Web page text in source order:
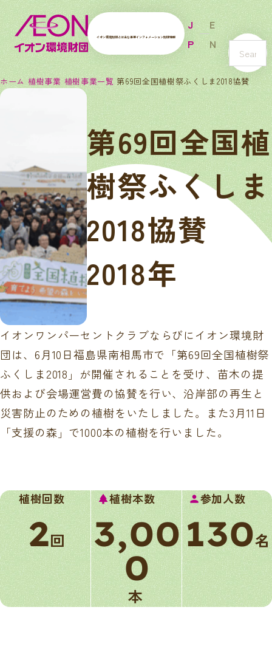
イオン環境財団とは主な事業インフォメーション財団情報
J
P
E
N
s
e
a
r
c
h
ホーム 植樹事業 植樹事業一覧 第69回全国植樹祭ふくしま2018協賛
第69回全国植
樹祭ふくしま
2018協賛
2018年
イオンワンパーセントクラブならびにイオン環境財
団は、6月10日福島県南相馬市で「第69回全国植樹祭
ふくしま2018」が開催されることを受け、苗木の提
供および会場運営費の協賛を行い、沿岸部の再生と
災害防止のための植樹をいたしました。また3月11日
「支援の森」で1000本の植樹を行いました。
植樹回数
2回
park植樹本数
3,00
0
本
person参加人数
130名